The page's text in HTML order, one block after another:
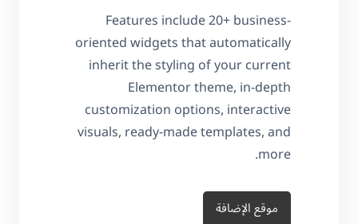
Features include 20+ business-
oriented widgets that automatically
inherit the styling of your current
Elementor theme, in-depth
customization options, interactive
visuals, ready-made templates, and
more.
موقع الإضافة